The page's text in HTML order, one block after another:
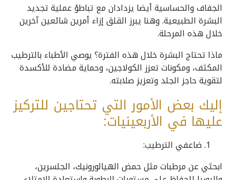
الجفاف والحساسية أيضا يزدادان مع تباطؤ عملية تجديد
البشرة الطبيعية. وهنا يبرز القلق إزاء أمرين شائعين آخرين
خلال هذه المرحلة.
ماذا تحتاج البشرة خلال هذه الفترة؟ يوصي الأطباء بالترطيب
المكثف، ومكونات تعزز الكولاجين، وحماية مضادة للأكسدة
لتقوية حاجز الجلد وتعزيز صلابته.
إليك بعض الأمور التي تحتاجين للتركيز
عليها في الأربعينيات:
ضاعفي الترطيب:
ابحثي عن مرطبات مثل حمض الهيالورونيك، الجلسرين،